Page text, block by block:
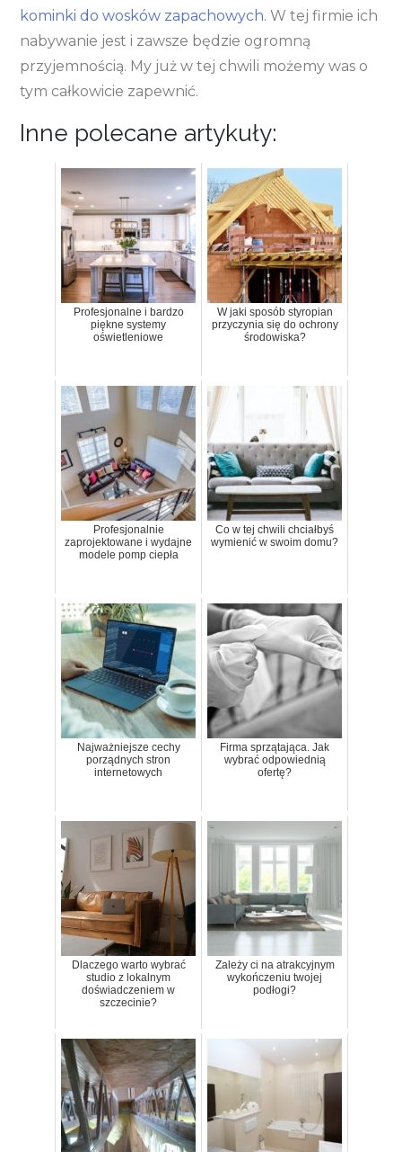
kominki do wosków zapachowych. W tej firmie ich
nabywanie jest i zawsze będzie ogromną
przyjemnością. My już w tej chwili możemy was o
tym całkowicie zapewnić.
Inne polecane artykuły:
Profesjonalne i bardzo
piękne systemy
oświetleniowe
W jaki sposób styropian
przyczynia się do ochrony
środowiska?
Profesjonalnie
zaprojektowane i wydajne
modele pomp ciepła
Co w tej chwili chciałbyś
wymienić w swoim domu?
Najważniejsze cechy
porządnych stron
internetowych
Firma sprzątająca. Jak
wybrać odpowiednią
ofertę?
Dlaczego warto wybrać
studio z lokalnym
doświadczeniem w
szczecinie?
Zależy ci na atrakcyjnym
wykończeniu twojej
podłogi?